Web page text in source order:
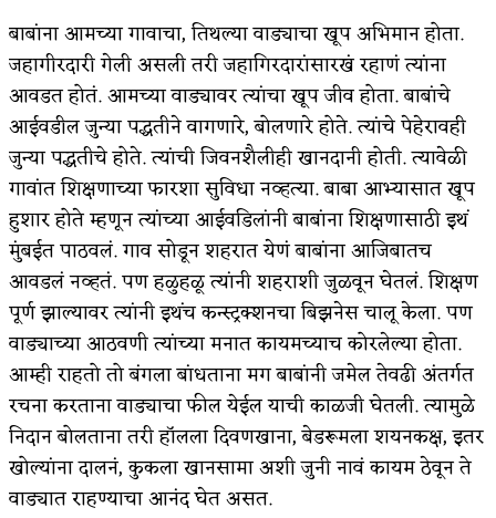
बाबांना आमच्या गावाचा, तिथल्या वाड्याचा खूप अभिमान होता.
जहागीरदारी गेली असली तरी जहागिरदारांसारखं रहाणं त्यांना
आवडत होतं. आमच्या वाड्यावर त्यांचा खूप जीव होता. बाबांचे
आईवडील जुन्या पद्धतीने वागणारे, बोलणारे होते. त्यांचे पेहेरावही
जुन्या पद्धतीचे होते. त्यांची जिवनशैलीही खानदानी होती. त्यावेळी
गावांत शिक्षणाच्या फारशा सुविधा नव्हत्या. बाबा आभ्यासात खूप
हुशार होते म्हणून त्यांच्या आईवडिलांनी बाबांना शिक्षणासाठी इथं
मुंबईत पाठवलं. गाव सोडून शहरात येणं बाबांना आजिबातच
आवडलं नव्हतं. पण हळुहळू त्यांनी शहराशी जुळवून घेतलं. शिक्षण
पूर्ण झाल्यावर त्यांनी इथंच कन्स्ट्रक्शनचा बिझनेस चालू केला. पण
वाड्याच्या आठवणी त्यांच्या मनात कायमच्याच कोरलेल्या होता.
आम्ही राहतो तो बंगला बांधताना मग बाबांनी जमेल तेवढी अंतर्गत
रचना करताना वाड्याचा फील येईल याची काळजी घेतली. त्यामुळे
निदान बोलताना तरी हॉलला दिवणखाना, बेडरूमला शयनकक्ष, इतर
खोल्यांना दालनं, कुकला खानसामा अशी जुनी नावं कायम ठेवून ते
वाड्यात राहण्याचा आनंद घेत असत.